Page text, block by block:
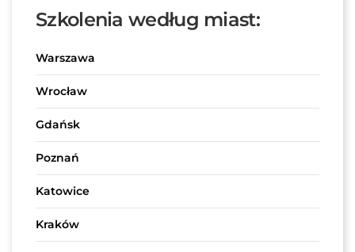
Szkolenia według miast:
Warszawa
Wrocław
Gdańsk
Poznań
Katowice
Kraków